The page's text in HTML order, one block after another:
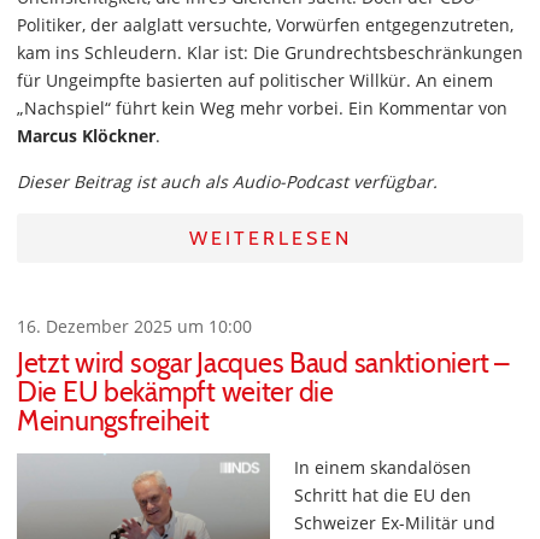
Politiker, der aalglatt versuchte, Vorwürfen entgegenzutreten,
kam ins Schleudern. Klar ist: Die Grundrechtsbeschränkungen
für Ungeimpfte basierten auf politischer Willkür. An einem
„Nachspiel“ führt kein Weg mehr vorbei. Ein Kommentar von
Marcus Klöckner.
Dieser Beitrag ist auch als Audio-Podcast verfügbar.
WEITERLESEN
16. Dezember 2025 um 10:00
Jetzt wird sogar Jacques Baud sanktioniert –
Die EU bekämpft weiter die
Meinungsfreiheit
In einem skandalösen
Schritt hat die EU den
Schweizer Ex-Militär und